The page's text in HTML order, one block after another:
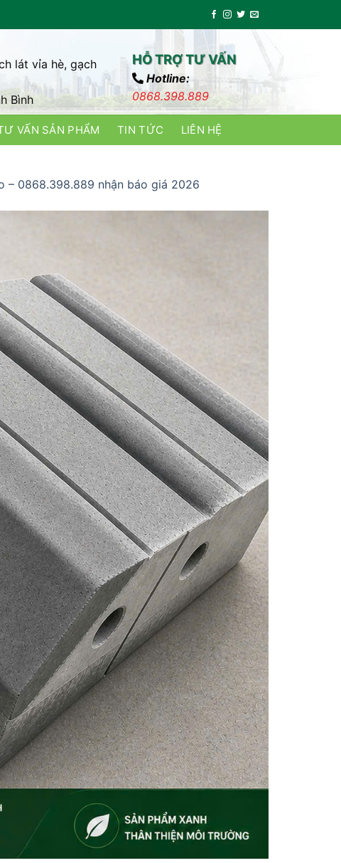
lát vỉa hè, gạch
Bình
HỖ TRỢ TƯ VẤN
Hotline:
0868.398.889
VẤN SẢN PHẨM TIN TỨC LIÊN HỆ
– 0868.398.889 nhận báo giá 2026